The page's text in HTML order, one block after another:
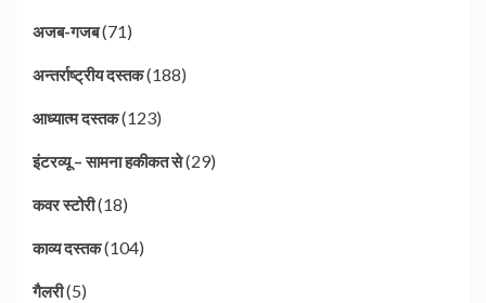
अजब-गजब(71)
अन्तर्राष्ट्रीय दस्तक(188)
आध्यात्म दस्तक(123)
इंटरव्यू – सामना हकीकत से(29)
कवर स्टोरी(18)
काव्य दस्तक(104)
गैलरी(5)